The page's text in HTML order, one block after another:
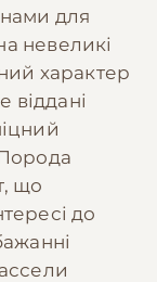
для
невеликі
характер
віддані
що
до